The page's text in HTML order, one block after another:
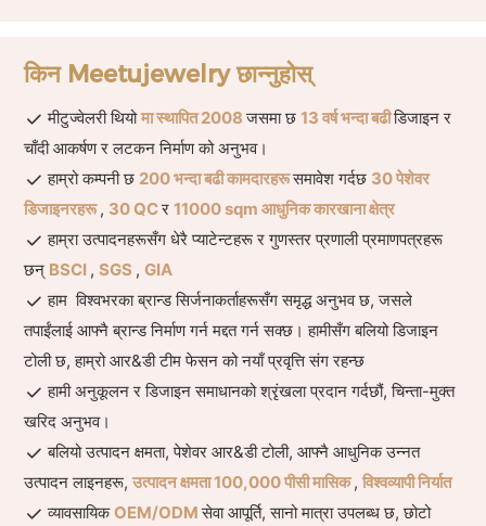
किन Meetujewelry छान्नुहोस्
मीटुज्वेलरी थियोमा स्थापित 2008जसमा छ13 वर्ष भन्दा बढीडिजाइन र
चाँदी आकर्षण र लटकन निर्माण को अनुभव।
हाम्रो कम्पनी छ 200 भन्दा बढी कामदारहरूसमावेश गर्दछ 30 पेशेवर
डिजाइनरहरू, 30 QCर11000 sqm आधुनिक कारखाना क्षेत्र
हाम्रा उत्पादनहरूसँग धेरै प्याटेन्टहरू र गुणस्तर प्रणाली प्रमाणपत्रहरू
छन् BSCI ,SGS ,GIA
हाम विश्वभरका ब्रान्ड सिर्जनाकर्ताहरूसँग समृद्ध अनुभव छ, जसले
तपाईंलाई आफ्नै ब्रान्ड निर्माण गर्न मद्दत गर्न सक्छ। हामीसँग बलियो डिजाइन
टोली छ, हाम्रो आर&डी टीम फेसन को नयाँ प्रवृत्ति संग रहन्छ
हामी अनुकूलन र डिजाइन समाधानको श्रृंखला प्रदान गर्दछौं, चिन्ता-मुक्त
खरिद अनुभव।
बलियो उत्पादन क्षमता, पेशेवर आर&डी टोली, आफ्नै आधुनिक उन्नत
उत्पादन लाइनहरू,उत्पादन क्षमता 100,000 पीसी मासिक,विश्वव्यापी निर्यात
व्यावसायिकOEM/ODMसेवा आपूर्ति, सानो मात्रा उपलब्ध छ, छोटो